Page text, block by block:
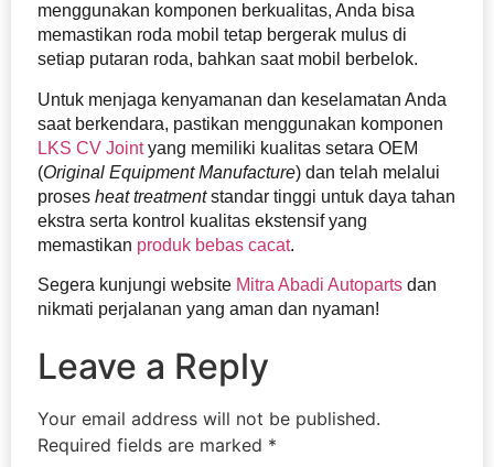
menggunakan komponen berkualitas, Anda bisa
memastikan roda mobil tetap bergerak mulus di
setiap putaran roda, bahkan saat mobil berbelok.
Untuk menjaga kenyamanan dan keselamatan Anda
saat berkendara, pastikan menggunakan komponen
LKS CV Jointyang memiliki kualitas setara OEM
(Original Equipment Manufacture) dan telah melalui
proses heat treatmentstandar tinggi untuk daya tahan
ekstra serta kontrol kualitas ekstensif yang
memastikan produk bebas cacat.
Segera kunjungi website Mitra Abadi Autoparts dan
nikmati perjalanan yang aman dan nyaman!
Leave a Reply
Your email address will not be published.
Required fields are marked *